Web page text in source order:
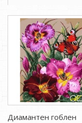
Диамантен гоблен